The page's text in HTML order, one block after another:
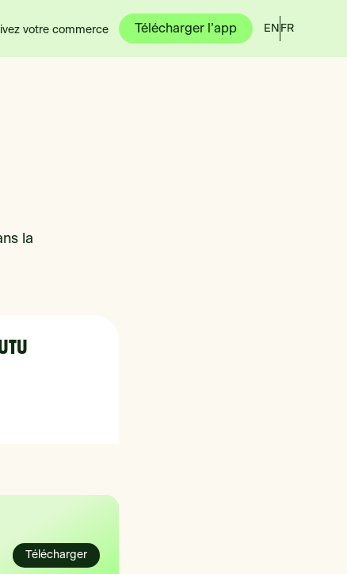
votre commerce Télécharger l’app EN FR
la
Télécharger